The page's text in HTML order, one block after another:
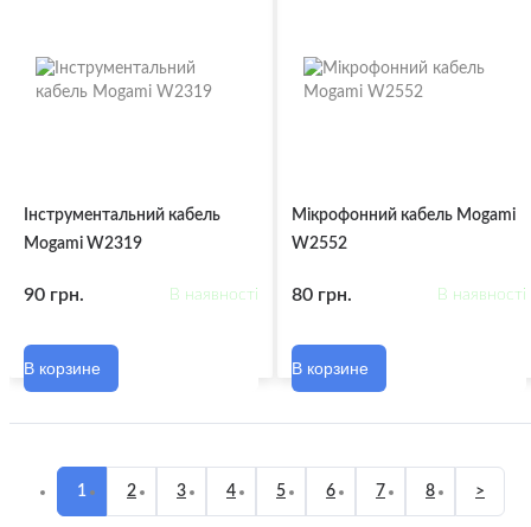
Інструментальний кабель
Mogami W2319
90 грн. В наявності
В корзине
Мікрофонний кабель Mogami
W2552
80 грн. В наявності
В корзине
1 2 3 4 5 6 7 8 >